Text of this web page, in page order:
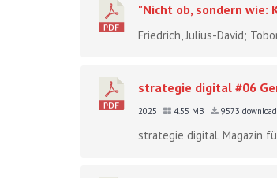
"Nicht ob, sondern wie:
Friedrich, Julius-David;
strategie digital #06
2025
4.55 MB 9573
strategie digital. Magazin